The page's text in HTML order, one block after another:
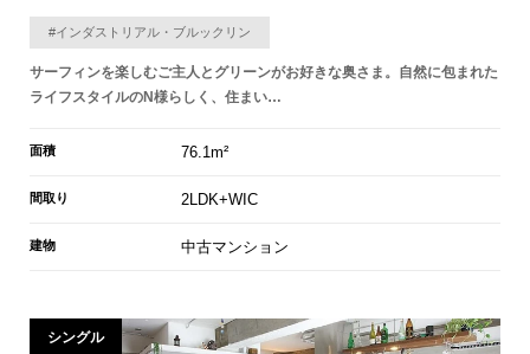
#インダストリアル・ブルックリン
サーフィンを楽しむご主人とグリーンがお好きな奥さま。自然に包まれた
ライフスタイルのN様らしく、住まい…
面積 76.1m²
間取り 2LDK+WIC
建物 中古マンション
シングル